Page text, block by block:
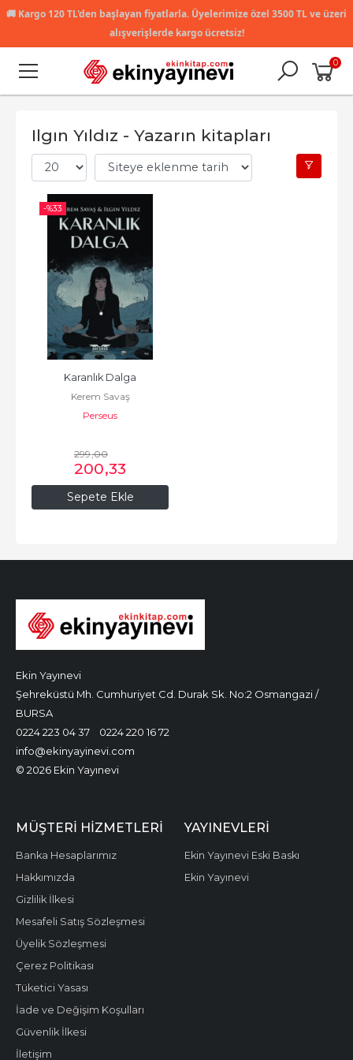
🚚 Kargo 120 TL'den başlayan fiyatlarla. Üyelerimize özel 3500 TL ve üzeri
alışverişlerde kargo ücretsiz!
0
Ilgın Yıldız - Yazarın kitapları
-%33
Sepete Ekle
Karanlık Dalga
Kerem Savaş
Perseus
299,00
200,33
Ekin Yayınevi
Şehreküstü Mh. Cumhuriyet Cd. Durak Sk. No:2 Osmangazi /
BURSA
0224 223 04 37
0224 220 16 72
info@ekinyayinevi.com
© 2026 Ekin Yayınevi
MÜŞTERI HIZMETLERI
Banka Hesaplarımız
Hakkımızda
Gizlilik İlkesi
Mesafeli Satış Sözleşmesi
Üyelik Sözleşmesi
Çerez Politikası
Tüketici Yasası
İade ve Değişim Koşulları
Güvenlik İlkesi
İletişim
YAYINEVLERI
Ekin Yayınevi Eski Baskı
Ekin Yayınevi